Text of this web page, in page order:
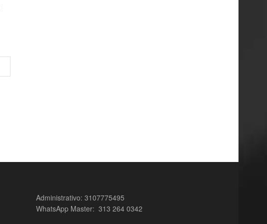
Administrativo: 3107775495
WhatsApp Master: 313 264 0342